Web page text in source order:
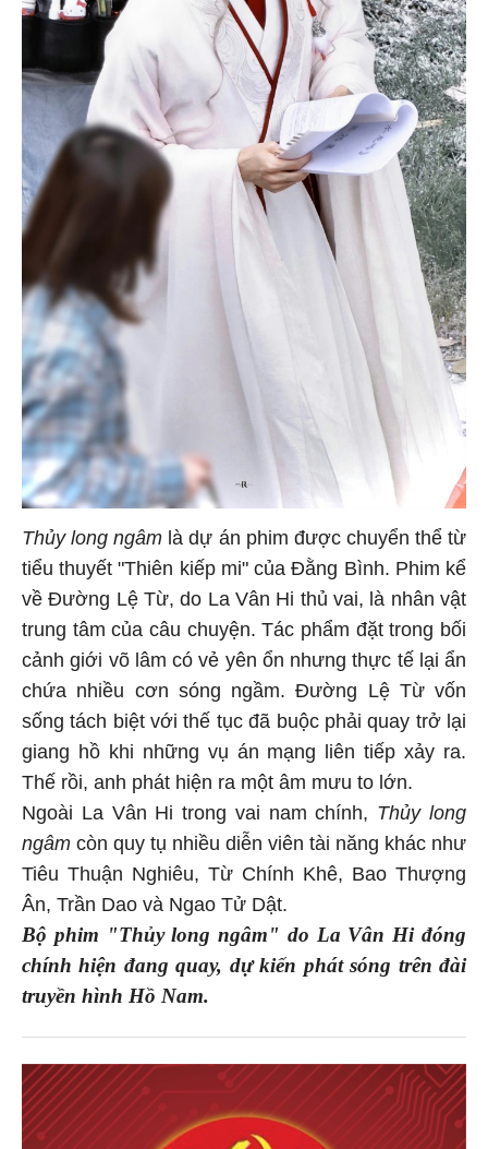
Thủy long ngâm là dự án phim được chuyển thể từ
tiểu thuyết "Thiên kiếp mi" của Đằng Bình. Phim kể
về Đường Lệ Từ, do La Vân Hi thủ vai, là nhân vật
trung tâm của câu chuyện. Tác phẩm đặt trong bối
cảnh giới võ lâm có vẻ yên ổn nhưng thực tế lại ẩn
chứa nhiều cơn sóng ngầm. Đường Lệ Từ vốn
sống tách biệt với thế tục đã buộc phải quay trở lại
giang hồ khi những vụ án mạng liên tiếp xảy ra.
Thế rồi, anh phát hiện ra một âm mưu to lớn.
Ngoài La Vân Hi trong vai nam chính, Thủy long
ngâm còn quy tụ nhiều diễn viên tài năng khác như
Tiêu Thuận Nghiêu, Từ Chính Khê, Bao Thượng
Ân, Trần Dao và Ngao Tử Dật.
Bộ phim "Thủy long ngâm" do La Vân Hi đóng
chính hiện đang quay, dự kiến phát sóng trên đài
truyền hình Hồ Nam.